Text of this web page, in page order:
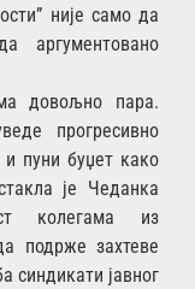
није само да
аргументовано
довољно пара.
прогресивно
пуни буџет како
је Чеданка
колегама из
подрже захтеве
синдикати јавног